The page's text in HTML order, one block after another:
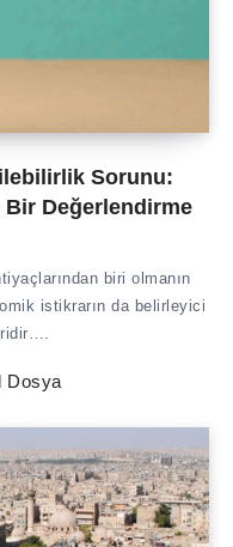
Sorunu:
Değerlendirme
biri olmanın
istikrarın da belirleyici
Dosya